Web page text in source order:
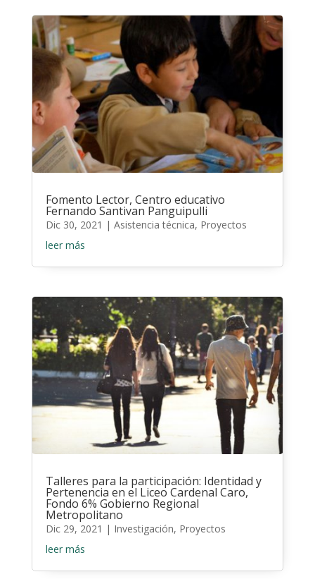
Fomento Lector, Centro educativo
Fernando Santivan Panguipulli
Dic 30, 2021 | Asistencia técnica, Proyectos
leer más
Talleres para la participación: Identidad y
Pertenencia en el Liceo Cardenal Caro,
Fondo 6% Gobierno Regional
Metropolitano
Dic 29, 2021 | Investigación, Proyectos
leer más